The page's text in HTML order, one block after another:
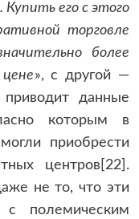
его с этого
торговле
более
», с другой —
данные
которым в
приобрести
центров[22].
не то, что эти
с полемическим